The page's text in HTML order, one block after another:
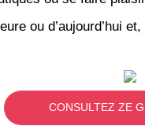
ou d’aujourd’hui
CONSULTEZ ZE